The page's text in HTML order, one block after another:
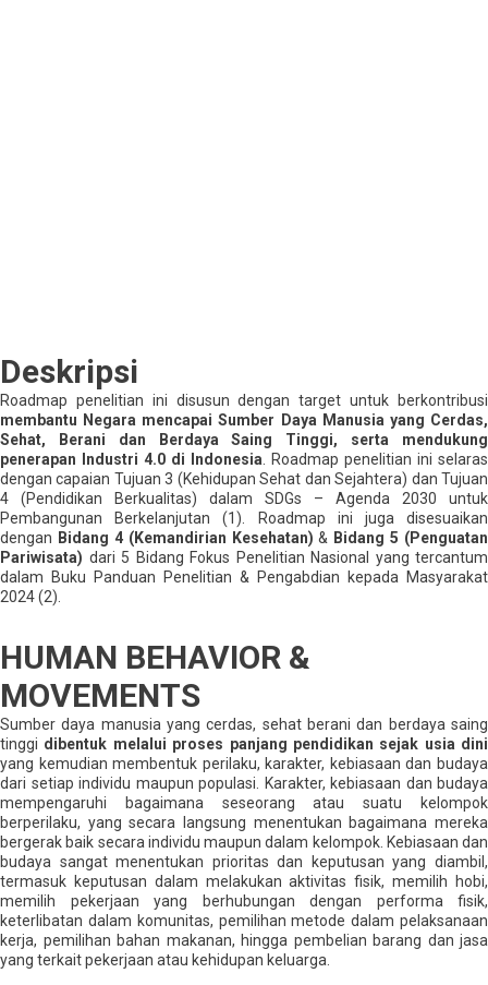
Deskripsi
Roadmap penelitian ini disusun dengan target untuk berkontribusi
membantu Negara mencapai Sumber Daya Manusia yang Cerdas,
Sehat, Berani dan Berdaya Saing Tinggi, serta mendukung
penerapan Industri 4.0 di Indonesia . Roadmap penelitian ini selaras
dengan capaian Tujuan 3 (Kehidupan Sehat dan Sejahtera) dan Tujuan
4 (Pendidikan Berkualitas) dalam SDGs – Agenda 2030 untuk
Pembangunan Berkelanjutan (1). Roadmap ini juga disesuaikan
dengan Bidang 4 (Kemandirian Kesehatan) & Bidang 5 (Penguatan
Pariwisata) dari 5 Bidang Fokus Penelitian Nasional yang tercantum
dalam Buku Panduan Penelitian & Pengabdian kepada Masyarakat
2024 (2).
HUMAN BEHAVIOR &
MOVEMENTS
Sumber daya manusia yang cerdas, sehat berani dan berdaya saing
tinggi dibentuk melalui proses panjang pendidikan sejak usia dini
yang kemudian membentuk perilaku, karakter, kebiasaan dan budaya
dari setiap individu maupun populasi. Karakter, kebiasaan dan budaya
mempengaruhi bagaimana seseorang atau suatu kelompok
berperilaku, yang secara langsung menentukan bagaimana mereka
bergerak baik secara individu maupun dalam kelompok. Kebiasaan dan
budaya sangat menentukan prioritas dan keputusan yang diambil,
termasuk keputusan dalam melakukan aktivitas fisik, memilih hobi,
memilih pekerjaan yang berhubungan dengan performa fisik,
keterlibatan dalam komunitas, pemilihan metode dalam pelaksanaan
kerja, pemilihan bahan makanan, hingga pembelian barang dan jasa
yang terkait pekerjaan atau kehidupan keluarga.